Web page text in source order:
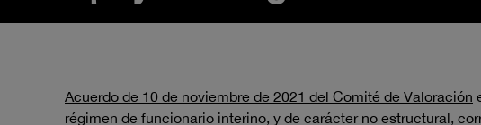
Acuerdo de 10 de noviembre de 2021 del Comité de Valoración
régimen de funcionario interino, y de carácter no estructural,